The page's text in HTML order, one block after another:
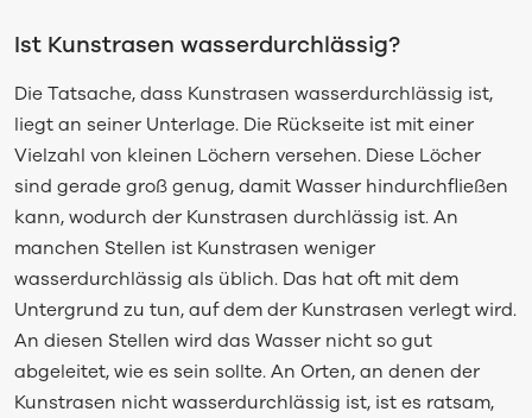
Ist Kunstrasen wasserdurchlässig?
Die Tatsache, dass Kunstrasen wasserdurchlässig ist,
liegt an seiner Unterlage. Die Rückseite ist mit einer
Vielzahl von kleinen Löchern versehen. Diese Löcher
sind gerade groß genug, damit Wasser hindurchfließen
kann, wodurch der Kunstrasen durchlässig ist. An
manchen Stellen ist Kunstrasen weniger
wasserdurchlässig als üblich. Das hat oft mit dem
Untergrund zu tun, auf dem der Kunstrasen verlegt wird.
An diesen Stellen wird das Wasser nicht so gut
abgeleitet, wie es sein sollte. An Orten, an denen der
Kunstrasen nicht wasserdurchlässig ist, ist es ratsam,